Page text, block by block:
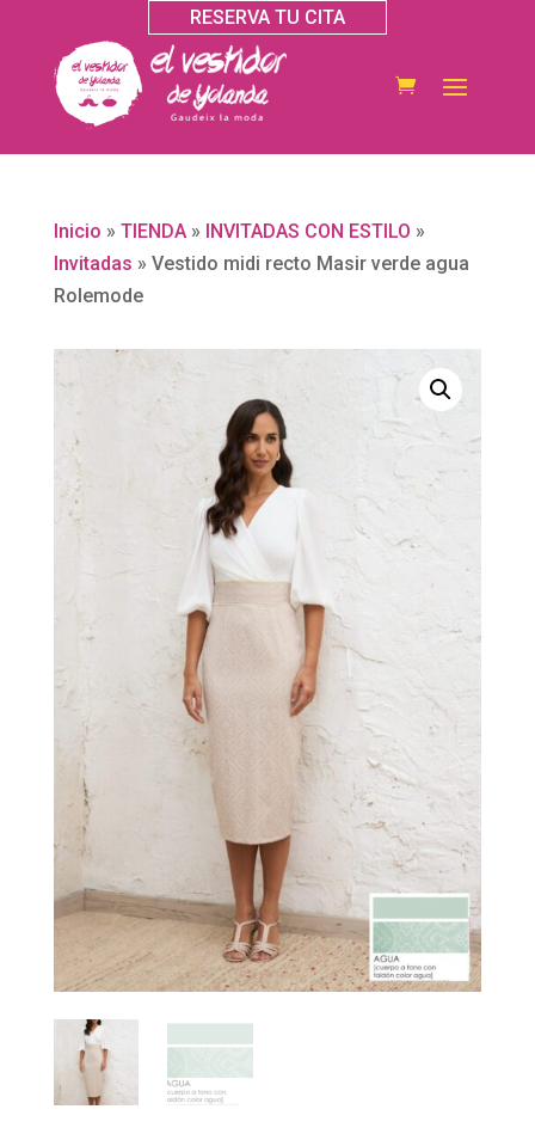
RESERVA TU CITA
Inicio » TIENDA» INVITADAS CON ESTILO »
Invitadas » Vestido midi recto Masir verde agua
Rolemode